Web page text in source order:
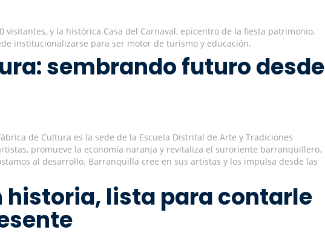
visitantes, y la histórica Casa del Carnaval, epicentro de la fiesta patrimonio,
institucionalizarse para ser motor de turismo y educación.
sembrando futuro desde
de Cultura es la sede de la Escuela Distrital de Arte y Tradiciones
promueve la economía naranja y revitaliza el suroriente barranquillero.
al desarrollo. Barranquilla cree en sus artistas y los impulsa desde las
historia, lista para contarle